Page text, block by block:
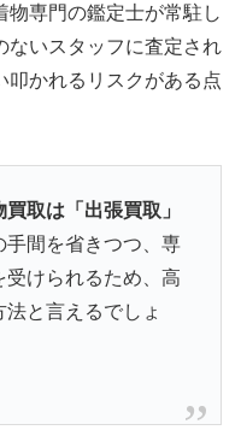
物専門の鑑定士が常駐し
ないスタッフに査定され
叩かれるリスクがある点
取は「出張買取」
手間を省きつつ、専
受けられるため、高
と言えるでしょ